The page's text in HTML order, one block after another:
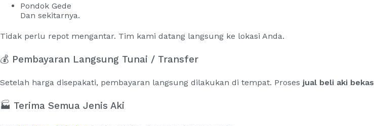
Pondok Gede
Dan sekitarnya.
Tidak perlu repot mengantar. Tim kami datang langsung ke lokasi Anda.
💰 Pembayaran Langsung Tunai / Transfer
Setelah harga disepakati, pembayaran langsung dilakukan di tempat. Proses jual beli aki bekas
🏭 Terima Semua Jenis Aki